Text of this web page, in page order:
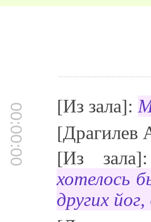
00:00:00 [Из зала]:
[Из
хотелось
других